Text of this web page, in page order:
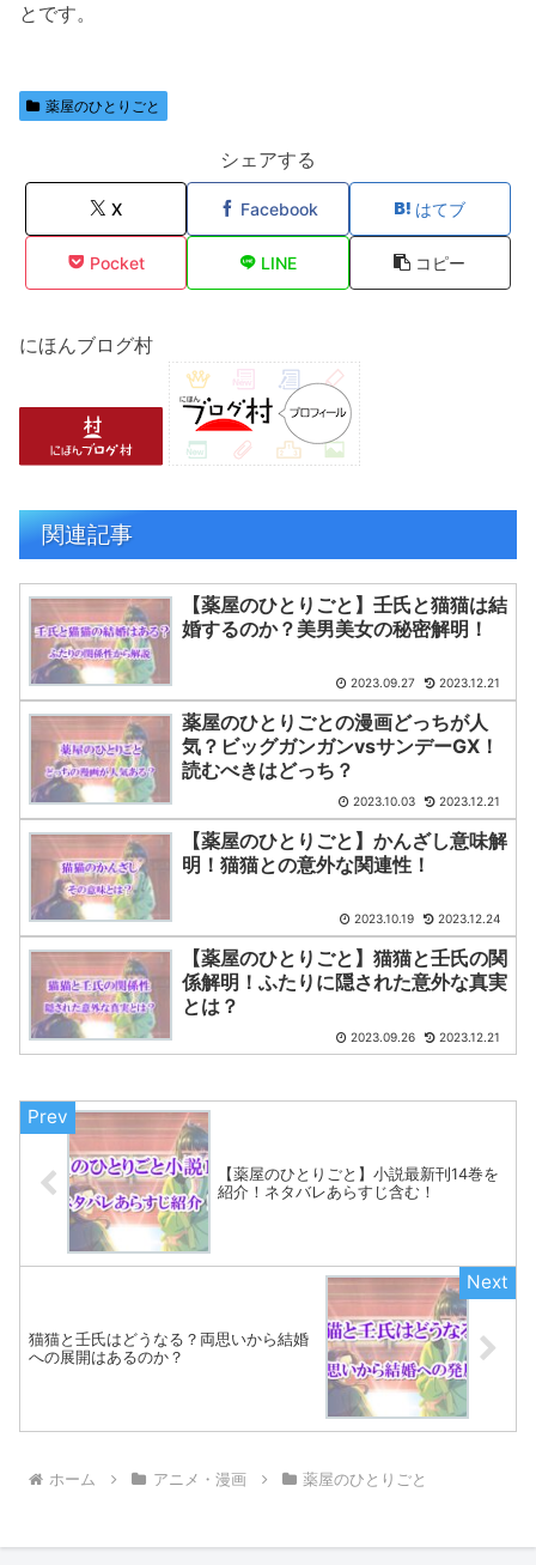
とです。
薬屋のひとりごと
シェアする
X Facebook はてブ
Pocket LINE コピー
にほんブログ村
関連記事
【薬屋のひとりごと】壬氏と猫猫は結
婚するのか？美男美女の秘密解明！
2023.09.27 2023.12.21
薬屋のひとりごとの漫画どっちが人
気？ビッグガンガンvsサンデーGX！
読むべきはどっち？
2023.10.03 2023.12.21
【薬屋のひとりごと】かんざし意味解
明！猫猫との意外な関連性！
2023.10.19 2023.12.24
【薬屋のひとりごと】猫猫と壬氏の関
係解明！ふたりに隠された意外な真実
とは？
2023.09.26 2023.12.21
【薬屋のひとりごと】小説最新刊14巻を
紹介！ネタバレあらすじ含む！
猫猫と壬氏はどうなる？両思いから結婚
への展開はあるのか？
ホーム アニメ・漫画 薬屋のひとりごと